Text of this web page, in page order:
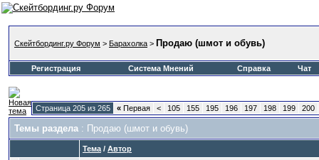
Скейтбординг.ру Форум > Барахолка > Продаю (шмот и обувь)
Регистрация Система Мнений Справка Чат
Страница 205 из 265 « Первая < 105 155 195 196 197 198 199 200
Темы раздела : Продаю (шмот и обувь)
Тема / Автор